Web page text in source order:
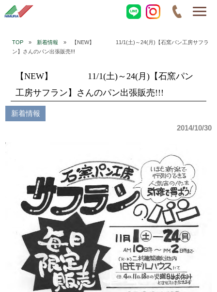
TOP» 新着情報 » 【NEW】 11/1(土)～24(月)【石窯パン工房サフラ
ン】さんのパン出張販売!!!
【NEW】 11/1(土)～24(月)【石窯パン
工房サフラン】さんのパン出張販売!!!
新着情報
2014/10/30